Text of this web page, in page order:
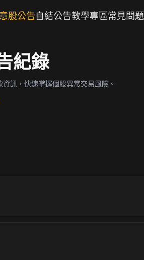
股公告 自結公告教學專區常見問題
紀錄
訊，快速掌握個股異常交易風險。